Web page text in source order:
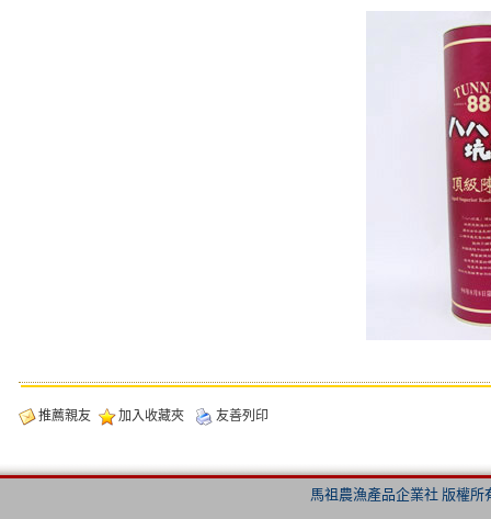
推薦親友 加入收藏夾 友善列印
馬祖農漁產品企業社 版權